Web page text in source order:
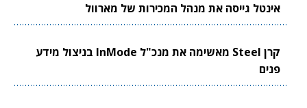
אינטל גייסה את מנהל המכירות של מארוול
קרן Steel מאשימה את מנכ"ל InMode בניצול מידע
פנים